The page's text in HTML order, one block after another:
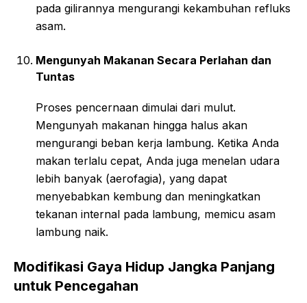
pada gilirannya mengurangi kekambuhan refluks
asam.
Mengunyah Makanan Secara Perlahan dan
Tuntas
Proses pencernaan dimulai dari mulut.
Mengunyah makanan hingga halus akan
mengurangi beban kerja lambung. Ketika Anda
makan terlalu cepat, Anda juga menelan udara
lebih banyak (aerofagia), yang dapat
menyebabkan kembung dan meningkatkan
tekanan internal pada lambung, memicu asam
lambung naik.
Modifikasi Gaya Hidup Jangka Panjang
untuk Pencegahan